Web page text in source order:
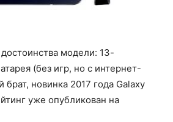
модели: 13-
(без игр, но с интернет-
новинка 2017 года Galaxy
уже опубликован на